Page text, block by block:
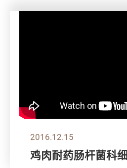
2016.12.15
鸡肉耐药肠杆菌科